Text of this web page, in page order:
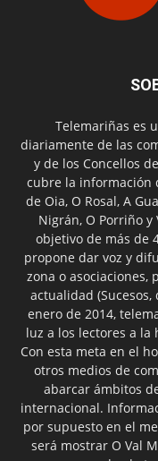
Telemariñas es
diariamente de las
y de los Concellos
cubre la información
de Oia, O Rosal, A
Nigrán, O Porriño
objetivo de más de
propone dar voz y
zona o asociaciones,
actualidad
enero de 2014,
luz a los lectores a
Con esta meta en el
otros medios de
abarcar ámbitos
internacional.
por supuesto en el
será mostrar O Val